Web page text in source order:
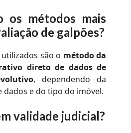
os métodos mais
de galpões?
são o método da
direto de dados de
, dependendo da
e do tipo do imóvel.
validade judicial?